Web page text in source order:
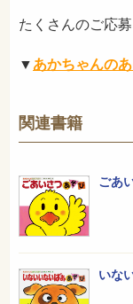
たくさんのご応
▼あかちゃんの
関連書籍
ごあ
いな